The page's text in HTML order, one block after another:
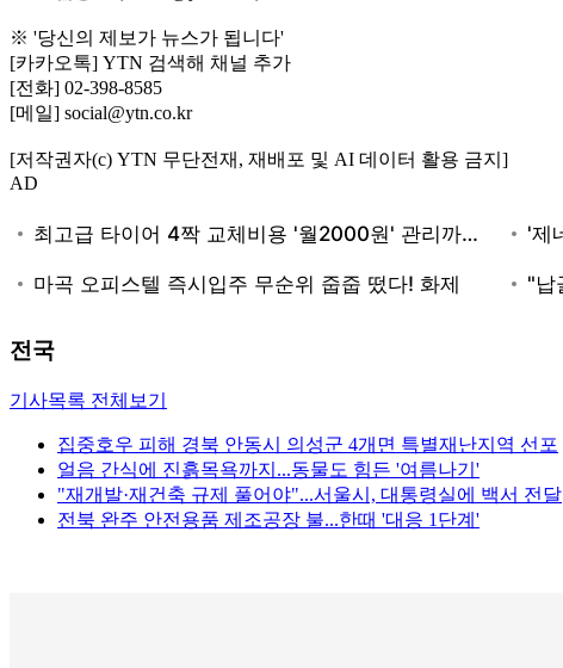
※ '당신의 제보가 뉴스가 됩니다'
[카카오톡] YTN 검색해 채널 추가
[전화] 02-398-8585
[메일] social@ytn.co.kr
[저작권자(c) YTN 무단전재, 재배포 및 AI 데이터 활용 금지]
AD
전국
기사목록 전체보기
집중호우 피해 경북 안동시 의성군 4개면 특별재난지역 선포
얼음 간식에 진흙목욕까지...동물도 힘든 '여름나기'
"재개발·재건축 규제 풀어야"...서울시, 대통령실에 백서 전달
전북 완주 안전용품 제조공장 불...한때 '대응 1단계'